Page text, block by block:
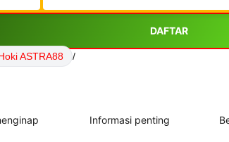
DAFTAR
ASTRA88
/
Informasi penting